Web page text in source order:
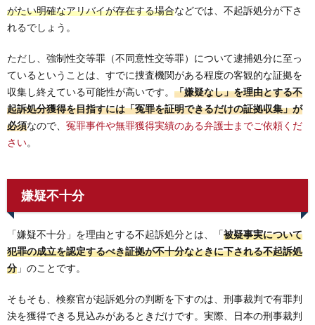
がたい明確なアリバイが存在する場合などでは、不起訴処分が下さ
れるでしょう。
ただし、強制性交等罪（不同意性交等罪）について逮捕処分に至っ
ているということは、すでに捜査機関がある程度の客観的な証拠を
収集し終えている可能性が高いです。 「嫌疑なし」を理由とする不
起訴処分獲得を目指すには「冤罪を証明できるだけの証拠収集」が
必須なので、 冤罪事件や無罪獲得実績のある弁護士までご依頼くだ
さい。
嫌疑不十分
「嫌疑不十分」を理由とする不起訴処分とは、「被疑事実について
犯罪の成立を認定するべき証拠が不十分なときに下される不起訴処
分 」のことです。
そもそも、検察官が起訴処分の判断を下すのは、刑事裁判で有罪判
決を獲得できる見込みがあるときだけです。実際、日本の刑事裁判